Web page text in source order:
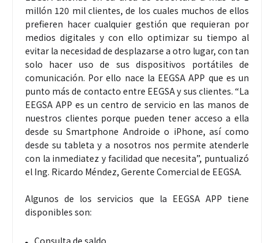
millón 120 mil clientes, de los cuales muchos de ellos
prefieren hacer cualquier gestión que requieran por
medios digitales y con ello optimizar su tiempo al
evitar la necesidad de desplazarse a otro lugar, con tan
solo hacer uso de sus dispositivos portátiles de
comunicación. Por ello nace la EEGSA APP que es un
punto más de contacto entre EEGSA y sus clientes. “La
EEGSA APP es un centro de servicio en las manos de
nuestros clientes porque pueden tener acceso a ella
desde su Smartphone Androide o iPhone, así como
desde su tableta y a nosotros nos permite atenderle
con la inmediatez y facilidad que necesita”, puntualizó
el Ing. Ricardo Méndez, Gerente Comercial de EEGSA.
Algunos de los servicios que la EEGSA APP tiene
disponibles son: